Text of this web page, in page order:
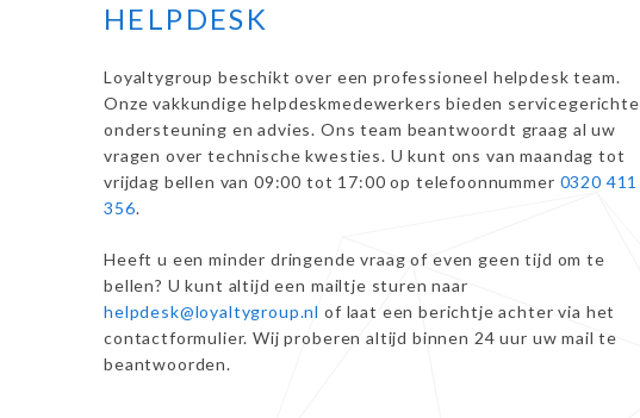
HELPDESK
Loyaltygroup beschikt over een professioneel helpdesk team.
Onze vakkundige helpdeskmedewerkers bieden servicegerichte
ondersteuning en advies. Ons team beantwoordt graag al uw
vragen over technische kwesties. U kunt ons van maandag tot
vrijdag bellen van 09:00 tot 17:00 op telefoonnummer 0320 411
356.
Heeft u een minder dringende vraag of even geen tijd om te
bellen? U kunt altijd een mailtje sturen naar
helpdesk@loyaltygroup.nl of laat een berichtje achter via het
contactformulier. Wij proberen altijd binnen 24 uur uw mail te
beantwoorden.